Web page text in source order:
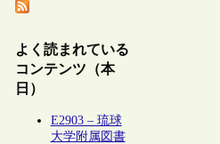
よく読まれている
コンテンツ（本
日）
E2903 – 琉球
大学附属図書